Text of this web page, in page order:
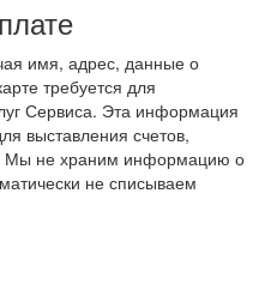
имя, адрес, данные о
требуется для
Сервиса. Эта информация
выставления счетов,
Мы не храним информацию о
не списываем